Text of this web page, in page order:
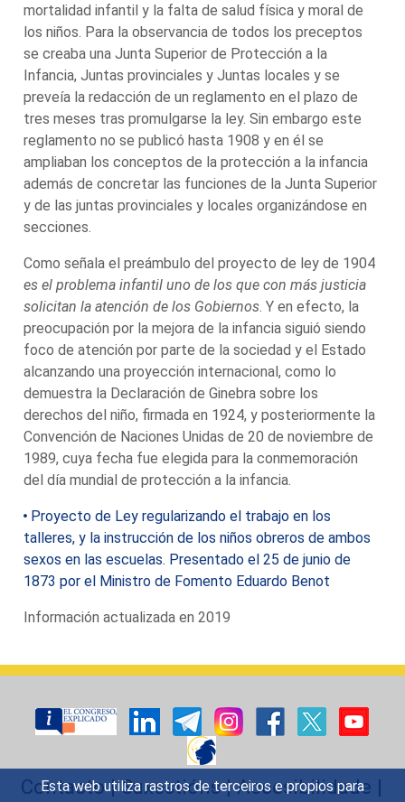
Esta web utiliza rastros de terceiros e propios para
mortalidad infantil y la falta de salud física y moral de
los niños. Para la observancia de todos los preceptos
se creaba una Junta Superior de Protección a la
Infancia, Juntas provinciales y Juntas locales y se
preveía la redacción de un reglamento en el plazo de
tres meses tras promulgarse la ley. Sin embargo este
reglamento no se publicó hasta 1908 y en él se
ampliaban los conceptos de la protección a la infancia
además de concretar las funciones de la Junta Superior
y de las juntas provinciales y locales organizándose en
secciones.
Como señala el preámbulo del proyecto de ley de 1904
es el problema infantil uno de los que con más justicia
solicitan la atención de los Gobiernos . Y en efecto, la
preocupación por la mejora de la infancia siguió siendo
foco de atención por parte de la sociedad y el Estado
alcanzando una proyección internacional, como lo
demuestra la Declaración de Ginebra sobre los
derechos del niño, firmada en 1924, y posteriormente la
Convención de Naciones Unidas de 20 de noviembre de
1989, cuya fecha fue elegida para la conmemoración
del día mundial de protección a la infancia.
Proyecto de Ley regularizando el trabajo en los
talleres, y la instrucción de los niños obreros de ambos
sexos en las escuelas. Presentado el 25 de junio de
1873 por el Ministro de Fomento Eduardo Benot
Información actualizada en 2019
Contacto|Suxestións|Accesibilidade |